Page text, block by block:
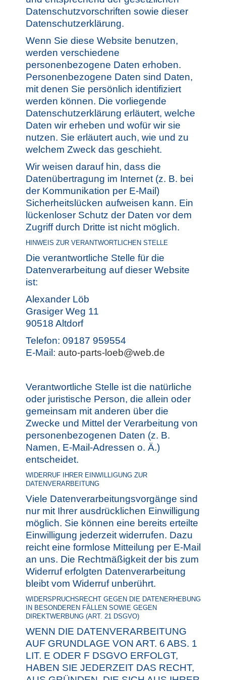
Datenschutzvorschriften sowie dieser
Datenschutzerklärung.
Wenn Sie diese Website benutzen,
werden verschiedene
personenbezogene Daten erhoben.
Personenbezogene Daten sind Daten,
mit denen Sie persönlich identifiziert
werden können. Die vorliegende
Datenschutzerklärung erläutert, welche
Daten wir erheben und wofür wir sie
nutzen. Sie erläutert auch, wie und zu
welchem Zweck das geschieht.
Wir weisen darauf hin, dass die
Datenübertragung im Internet (z. B. bei
der Kommunikation per E-Mail)
Sicherheitslücken aufweisen kann. Ein
lückenloser Schutz der Daten vor dem
Zugriff durch Dritte ist nicht möglich.
HINWEIS ZUR VERANTWORTLICHEN STELLE
Die verantwortliche Stelle für die
Datenverarbeitung auf dieser Website
ist:
Alexander Löb
Grasiger Weg 11
90518 Altdorf
Telefon: 09187 959554
E-Mail: auto-parts-loeb@web.de
Verantwortliche Stelle ist die natürliche
oder juristische Person, die allein oder
gemeinsam mit anderen über die
Zwecke und Mittel der Verarbeitung von
personenbezogenen Daten (z. B.
Namen, E-Mail-Adressen o. Ä.)
entscheidet.
WIDERRUF IHRER EINWILLIGUNG ZUR
DATENVERARBEITUNG
Viele Datenverarbeitungsvorgänge sind
nur mit Ihrer ausdrücklichen Einwilligung
möglich. Sie können eine bereits erteilte
Einwilligung jederzeit widerrufen. Dazu
reicht eine formlose Mitteilung per E-Mail
an uns. Die Rechtmäßigkeit der bis zum
Widerruf erfolgten Datenverarbeitung
bleibt vom Widerruf unberührt.
WIDERSPRUCHSRECHT GEGEN DIE DATENERHEBUNG
IN BESONDEREN FÄLLEN SOWIE GEGEN
DIREKTWERBUNG (ART. 21 DSGVO)
WENN DIE DATENVERARBEITUNG
AUF GRUNDLAGE VON ART. 6 ABS. 1
LIT. E ODER F DSGVO ERFOLGT,
HABEN SIE JEDERZEIT DAS RECHT,